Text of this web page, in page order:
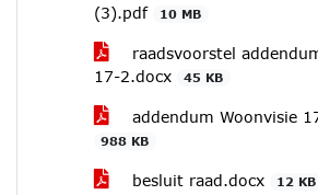
(3).pdf
10 MB
raadsvoorstel
17-2.docx
45 KB
addendum Woonvisie
988 KB
besluit raad.docx 12 KB